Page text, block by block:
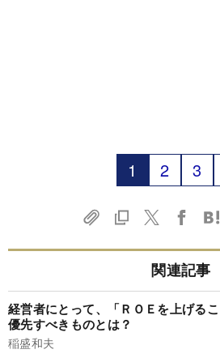
1 2 3
関連記事
経営者にとって、「ＲＯＥを上げる
優先すべきものとは？
稲盛和夫